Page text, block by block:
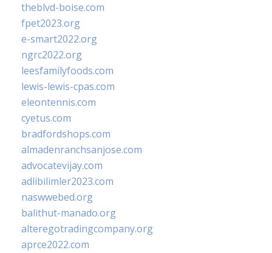
theblvd-boise.com
fpet2023.org
e-smart2022.org
ngrc2022.org
leesfamilyfoods.com
lewis-lewis-cpas.com
eleontennis.com
cyetus.com
bradfordshops.com
almadenranchsanjose.com
advocatevijay.com
adlibilimler2023.com
naswwebed.org
balithut-manado.org
alteregotradingcompany.org
aprce2022.com